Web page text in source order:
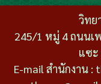
วิทย
245/1 หมู่ 4 ถนนเ
แซะ
E-mail สำนักงาน :